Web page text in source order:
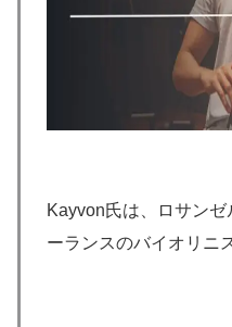
Kayvon氏は、ロサン
ーランスのバイオリニ